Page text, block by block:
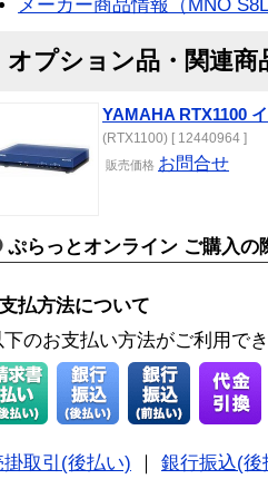
メーカー商品情報（MNO
オプション品・関連商
YAMAHA RTX1100
(RTX1100) [ 12440964 ]
販売価格 お問合せ
ぷらっとオンライン ご購入の
支払方法について
下のお支払い方法がご利用で
掛取引(後払い)
銀行振込(後